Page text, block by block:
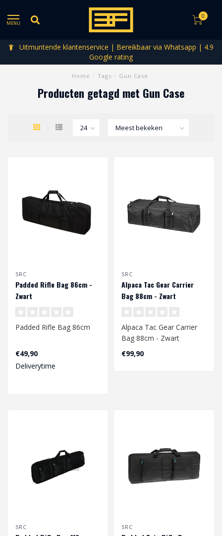
MENU
0
Uitmuntende klantenservice | Bereikbaar via Whatsapp | 4.9
Google rating
Home Tags Gun Case
Producten getagd met Gun Case
SRC
Padded Rifle Bag 86cm -
Zwart
Padded Rifle Bag 86cm
€49,90
Deliverytime
SRC
Alpaca Tac Gear Carrier
Bag 88cm - Zwart
Alpaca Tac Gear Carrier
Bag 88cm - Zwart
€99,90
SRC SRC